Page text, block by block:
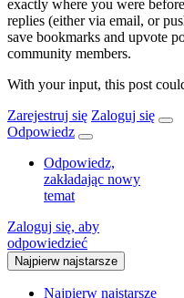
exactly where you were
replies (either via email, or
save bookmarks and upvote
community members.
With your input, this post
Zarejestruj się Zaloguj się
Odpowiedz
Odpowiedz,
zakładając nowy
temat
Zaloguj się, aby
odpowiedzieć
Najpierw najstarsze
Najpierw najstarsze